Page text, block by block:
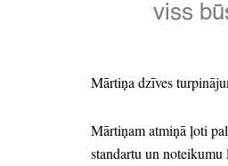
viss
Mārtiņa dzīves
Mārtiņam atmiņā ļoti
standartu un noteikumu